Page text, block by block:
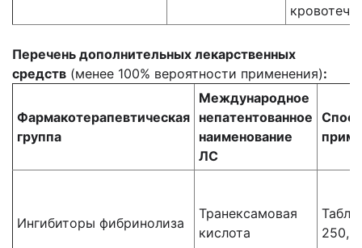
Перечень дополнительных лекарственных
средств (менее 100% вероятности применения):
Фармакотерапевтическая
группа
Международное
непатентованное
наименование
ЛС
Ингибиторы фибринолиза
Транексамовая
кислота